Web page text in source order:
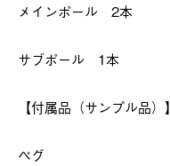
メインポール 2本
サブポール 1本
【付属品（サンプル品）】
ペグ